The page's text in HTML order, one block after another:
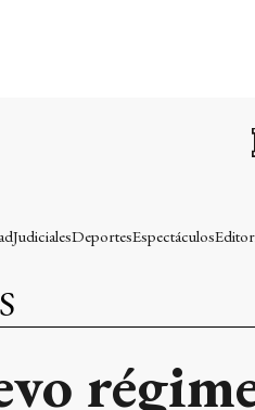
JudicialesDeportesEspectáculos